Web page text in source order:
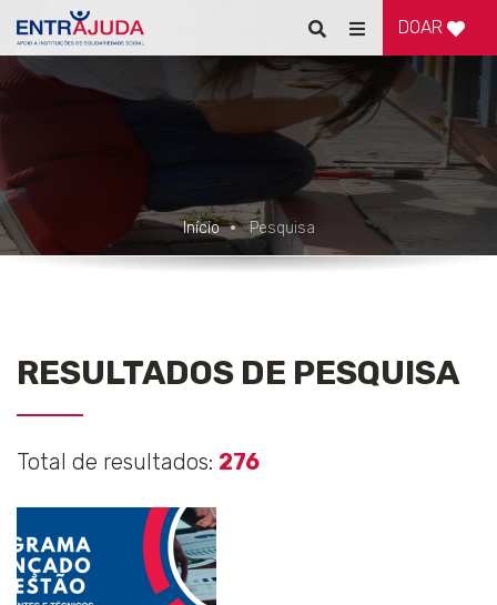
Pesquisar
Alternar
de
navegação
DOAR
Início Pesquisa
RESULTADOS DE PESQUISA
Total de resultados: 276